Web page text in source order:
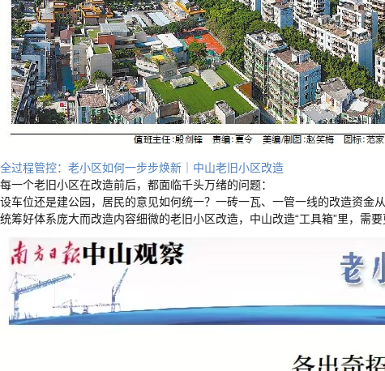
全过程管控：老小区如何一步步焕新｜中山老旧小区改造
每一个老旧小区在改造前后，都面临千头万绪的问题：
设车位还是建公园，居民的意见如何统一？一砖一瓦、一管一线的改造资金
统筹好体系庞大而改造内容细微的老旧小区改造，中山改造“工具箱”里，需要